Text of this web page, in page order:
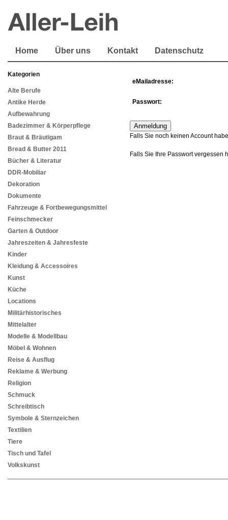
Home Über uns Kontakt Datenschutz
Kategorien
Alte Berufe
Antike Herde
Aufbewahrung
Badezimmer & Körperpflege
Braut & Bräutigam
Bread & Butter 2011
Bücher & Literatur
DDR-Mobiliar
Dekoration
Dokumente
Fahrzeuge & Fortbewegungsmittel
Feinschmecker
Garten & Outdoor
Jahreszeiten & Jahresfeste
Kinder
Kleidung & Accessoires
Kunst
Küche
Locations
Militärhistorisches
Mittelalter
Modelle & Modellbau
Möbel & Wohnen
Reise & Ausflug
Reklame & Werbung
Religion
Schmuck
Schreibtisch
Symbole & Sternzeichen
Textilien
Tiere
Tisch und Tafel
Volkskunst
eMailadresse:
Passwort:
Falls Sie noch keinen Account
Falls Sie Ihre Passwort vergessen